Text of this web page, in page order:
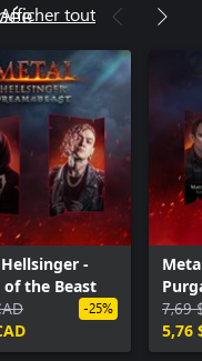
Afficher tout
-
of the Beast
-25%
7,69
5,76